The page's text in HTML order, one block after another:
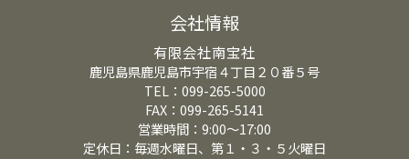
会社情報
有限会社南宝社
鹿児島県鹿児島市宇宿４丁目２０番５号
TEL：099-265-5000
FAX：099-265-5141
営業時間：9:00～17:00
定休日：毎週水曜日、第１・３・５火曜日